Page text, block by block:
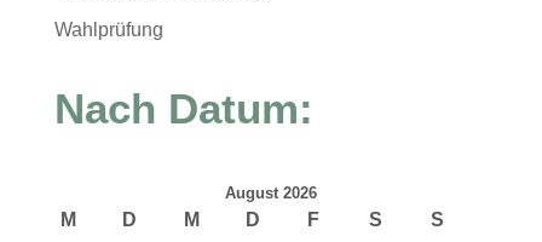
Wahlprüfung
Nach Datum:
August 2026
M D M D F S
S